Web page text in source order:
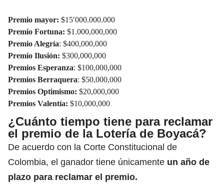
Premio mayor: $15′000.000.000
Premio Fortuna: $1.000,000,000
Premio Alegría: $400,000,000
Premio Ilusión: $300,000,000
Premios Esperanza: $100,000,000
Premios Berraquera: $50,000,000
Premios Optimismo: $20,000,000
Premios Valentía: $10,000,000
¿Cuánto tiempo tiene para reclamar
el premio de la Lotería de Boyacá?
De acuerdo con la Corte Constitucional de
Colombia, el ganador tiene únicamente un año de
plazo para reclamar el premio.